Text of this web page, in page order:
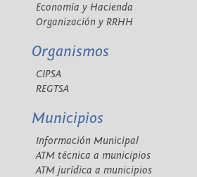
Economía y Hacienda
Organización y RRHH
Organismos
CIPSA
REGTSA
Municipios
Información Municipal
ATM técnica a municipios
ATM jurídica a municipios